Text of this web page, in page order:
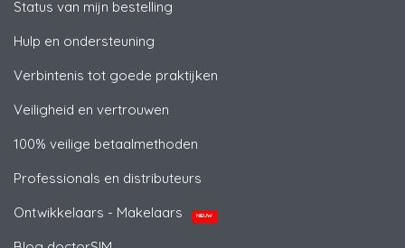
Status van mijn bestelling
Hulp en ondersteuning
Verbintenis tot goede praktijken
Veiligheid en vertrouwen
100% veilige betaalmethoden
Professionals en distributeurs
Ontwikkelaars - Makelaars
NIEUW